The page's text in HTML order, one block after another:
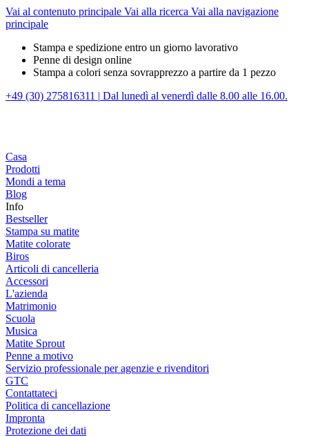
Vai al contenuto principale Vai alla ricerca Vai alla navigazione
principale
Stampa e spedizione entro un giorno lavorativo
Penne di design online
Stampa a colori senza sovrapprezzo a partire da 1 pezzo
+49 (30) 275816311 | Dal lunedì al venerdì dalle 8.00 alle 16.00.
Casa
Prodotti
Mondi a tema
Blog
Info
Bestseller
Stampa su matite
Matite colorate
Biros
Articoli di cancelleria
Accessori
L'azienda
Matrimonio
Scuola
Musica
Matite Sprout
Penne a motivo
Servizio professionale per agenzie e rivenditori
GTC
Contattateci
Politica di cancellazione
Impronta
Protezione dei dati